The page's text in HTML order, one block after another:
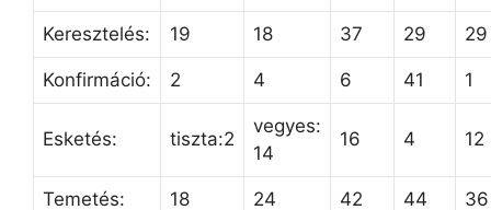
Keresztelés: 19 18 37 29 29
Konfirmáció: 2 4 6 41 1
Esketés: tiszta:2
vegyes:
14
16 4 12
Temetés: 18 24 42 44 36